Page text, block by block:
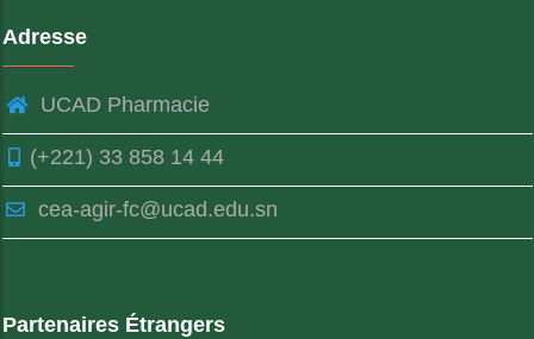
Adresse
UCAD Pharmacie
(+221) 33 858 14 44
cea-agir-fc@ucad.edu.sn
Partenaires Étrangers